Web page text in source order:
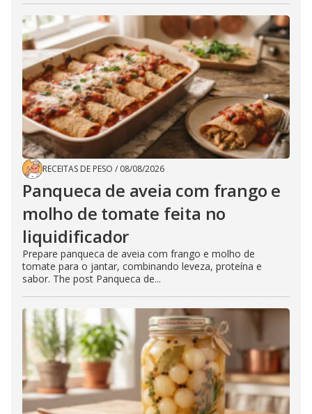
RECEITAS DE PESO / 08/08/2026
Panqueca de aveia com frango e
molho de tomate feita no
liquidificador
Prepare panqueca de aveia com frango e molho de
tomate para o jantar, combinando leveza, proteína e
sabor. The post Panqueca de...